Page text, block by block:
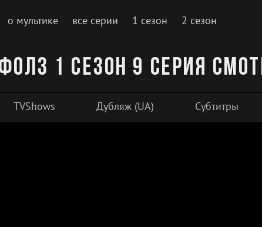
о мультике все серии 1 сезон 2 сезон
1 сезон 9 серия
TVShows Дубляж (UA) Субтитры